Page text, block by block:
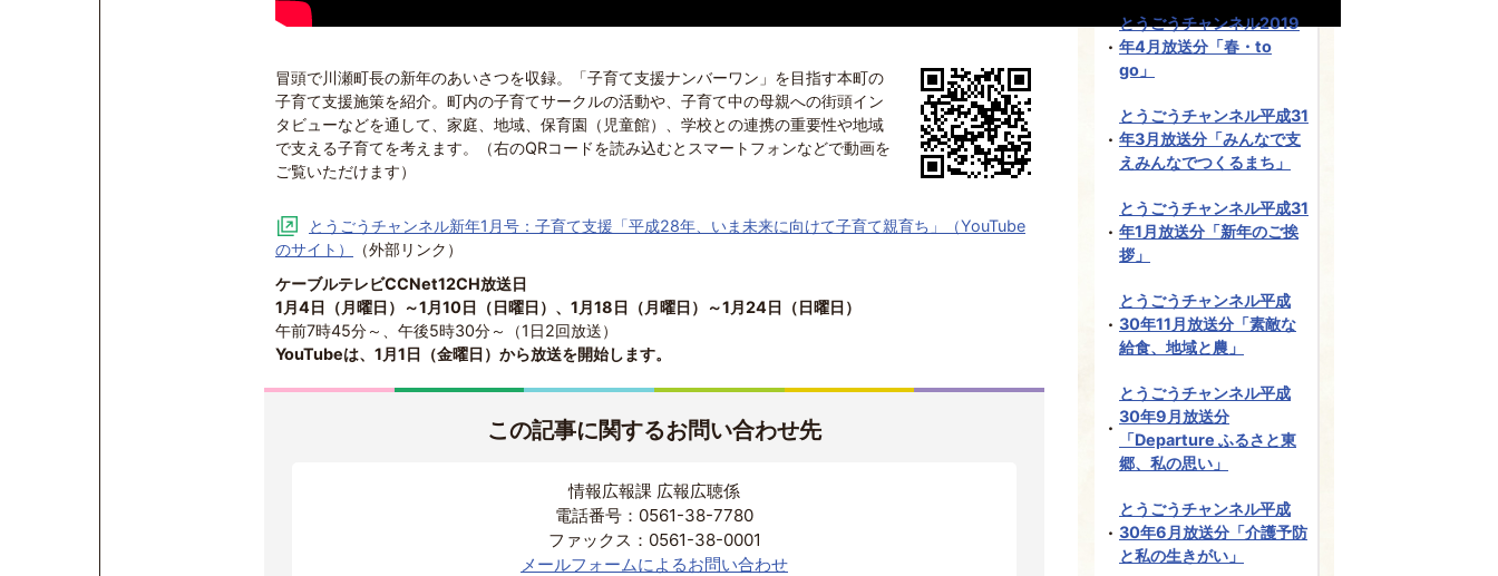
冒頭で川瀬町長の新年のあいさつを収録。「子育て支援ナンバーワン」を目指す本町の
子育て支援施策を紹介。町内の子育てサークルの活動や、子育て中の母親への街頭イン
タビューなどを通して、家庭、地域、保育園（児童館）、学校との連携の重要性や地域
で支える子育てを考えます。（右のQRコードを読み込むとスマートフォンなどで動画を
ご覧いただけます）
とうごうチャンネル新年1月号：子育て支援「平成28年、いま未来に向けて子育て親育ち」（YouTube
のサイト）
（外部リンク）
ケーブルテレビCCNet12CH放送日
1月4日（月曜日）～1月10日（日曜日）、1月18日（月曜日）～1月24日（日曜日）
午前7時45分～、午後5時30分～（1日2回放送）
YouTubeは、1月1日（金曜日）から放送を開始します。
この記事に関するお問い合わせ先
情報広報課 広報広聴係
電話番号：0561-38-7780
ファックス：0561-38-0001
メールフォームによるお問い合わせ
とうごうチャンネル2019
年4月放送分「春・to
go」
とうごうチャンネル平成31
年3月放送分「みんなで支
えみんなでつくるまち」
とうごうチャンネル平成31
年1月放送分「新年のご挨
拶」
とうごうチャンネル平成
30年11月放送分「素敵な
給食、地域と農」
とうごうチャンネル平成
30年9月放送分
「Departure ふるさと東
郷、私の思い」
とうごうチャンネル平成
30年6月放送分「介護予防
と私の生きがい」